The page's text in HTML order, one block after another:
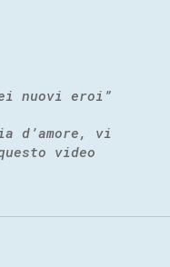
nuovi eroi”
d’amore, vi
video